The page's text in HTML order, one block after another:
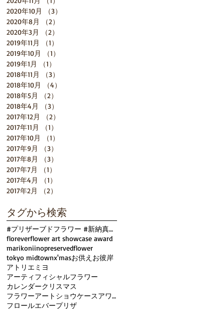
2020年10月
（3）
2020年8月
（2）
2020年3月
（2）
2019年11月
（1）
2019年10月
（1）
2019年1月
（1）
2018年11月
（3）
2018年10月
（4）
2018年5月
（2）
2018年4月
（3）
2017年12月
（2）
2017年11月
（1）
2017年10月
（1）
2017年9月
（3）
2017年8月
（3）
2017年7月
（1）
2017年4月
（1）
2017年2月
（2）
タグから検索
#プリザーブドフラワー #新納真理子 #アトリエミヨ #Xmas #クリスマス
floreverflower art showcase award
marikoniinopreservedflower
tokyo midtownx'masお供え お彼岸
アトリエミヨ
アーティフィシャルフラワー
カレンダークリスマス
フラワーアートショウケースアワード
フロールエバープリザ